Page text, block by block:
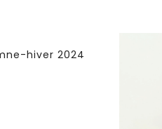
hiver 2024